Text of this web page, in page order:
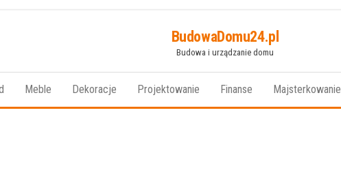
BudowaDomu24.pl
Budowa i urządzanie domu
Meble Dekoracje Projektowanie Finanse Majsterkowanie